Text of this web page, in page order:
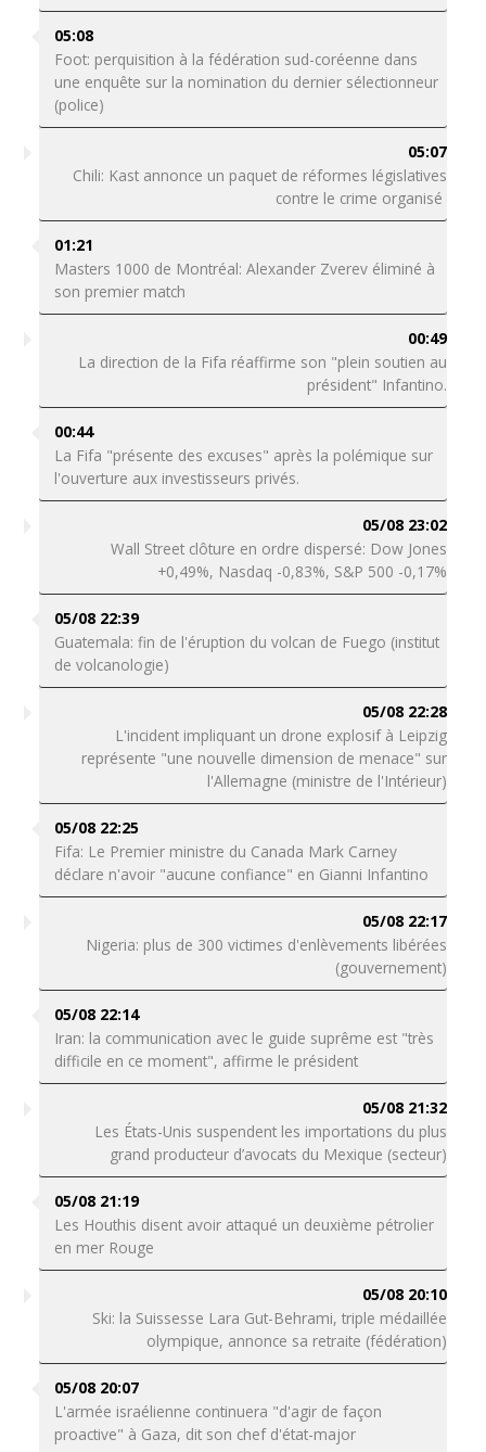
05:08
Foot: perquisition à la fédération sud-coréenne dans
une enquête sur la nomination du dernier sélectionneur
(police)
05:07
Chili: Kast annonce un paquet de réformes législatives
contre le crime organisé
01:21
Masters 1000 de Montréal: Alexander Zverev éliminé à
son premier match
00:49
La direction de la Fifa réaffirme son "plein soutien au
président" Infantino.
00:44
La Fifa "présente des excuses" après la polémique sur
l'ouverture aux investisseurs privés.
05/08 23:02
Wall Street clôture en ordre dispersé: Dow Jones
+0,49%, Nasdaq -0,83%, S&P 500 -0,17%
05/08 22:39
Guatemala: fin de l'éruption du volcan de Fuego (institut
de volcanologie)
05/08 22:28
L'incident impliquant un drone explosif à Leipzig
représente "une nouvelle dimension de menace" sur
l'Allemagne (ministre de l'Intérieur)
05/08 22:25
Fifa: Le Premier ministre du Canada Mark Carney
déclare n'avoir "aucune confiance" en Gianni Infantino
05/08 22:17
Nigeria: plus de 300 victimes d'enlèvements libérées
(gouvernement)
05/08 22:14
Iran: la communication avec le guide suprême est "très
difficile en ce moment", affirme le président
05/08 21:32
Les États-Unis suspendent les importations du plus
grand producteur d’avocats du Mexique (secteur)
05/08 21:19
Les Houthis disent avoir attaqué un deuxième pétrolier
en mer Rouge
05/08 20:10
Ski: la Suissesse Lara Gut-Behrami, triple médaillée
olympique, annonce sa retraite (fédération)
05/08 20:07
L'armée israélienne continuera "d'agir de façon
proactive" à Gaza, dit son chef d'état-major